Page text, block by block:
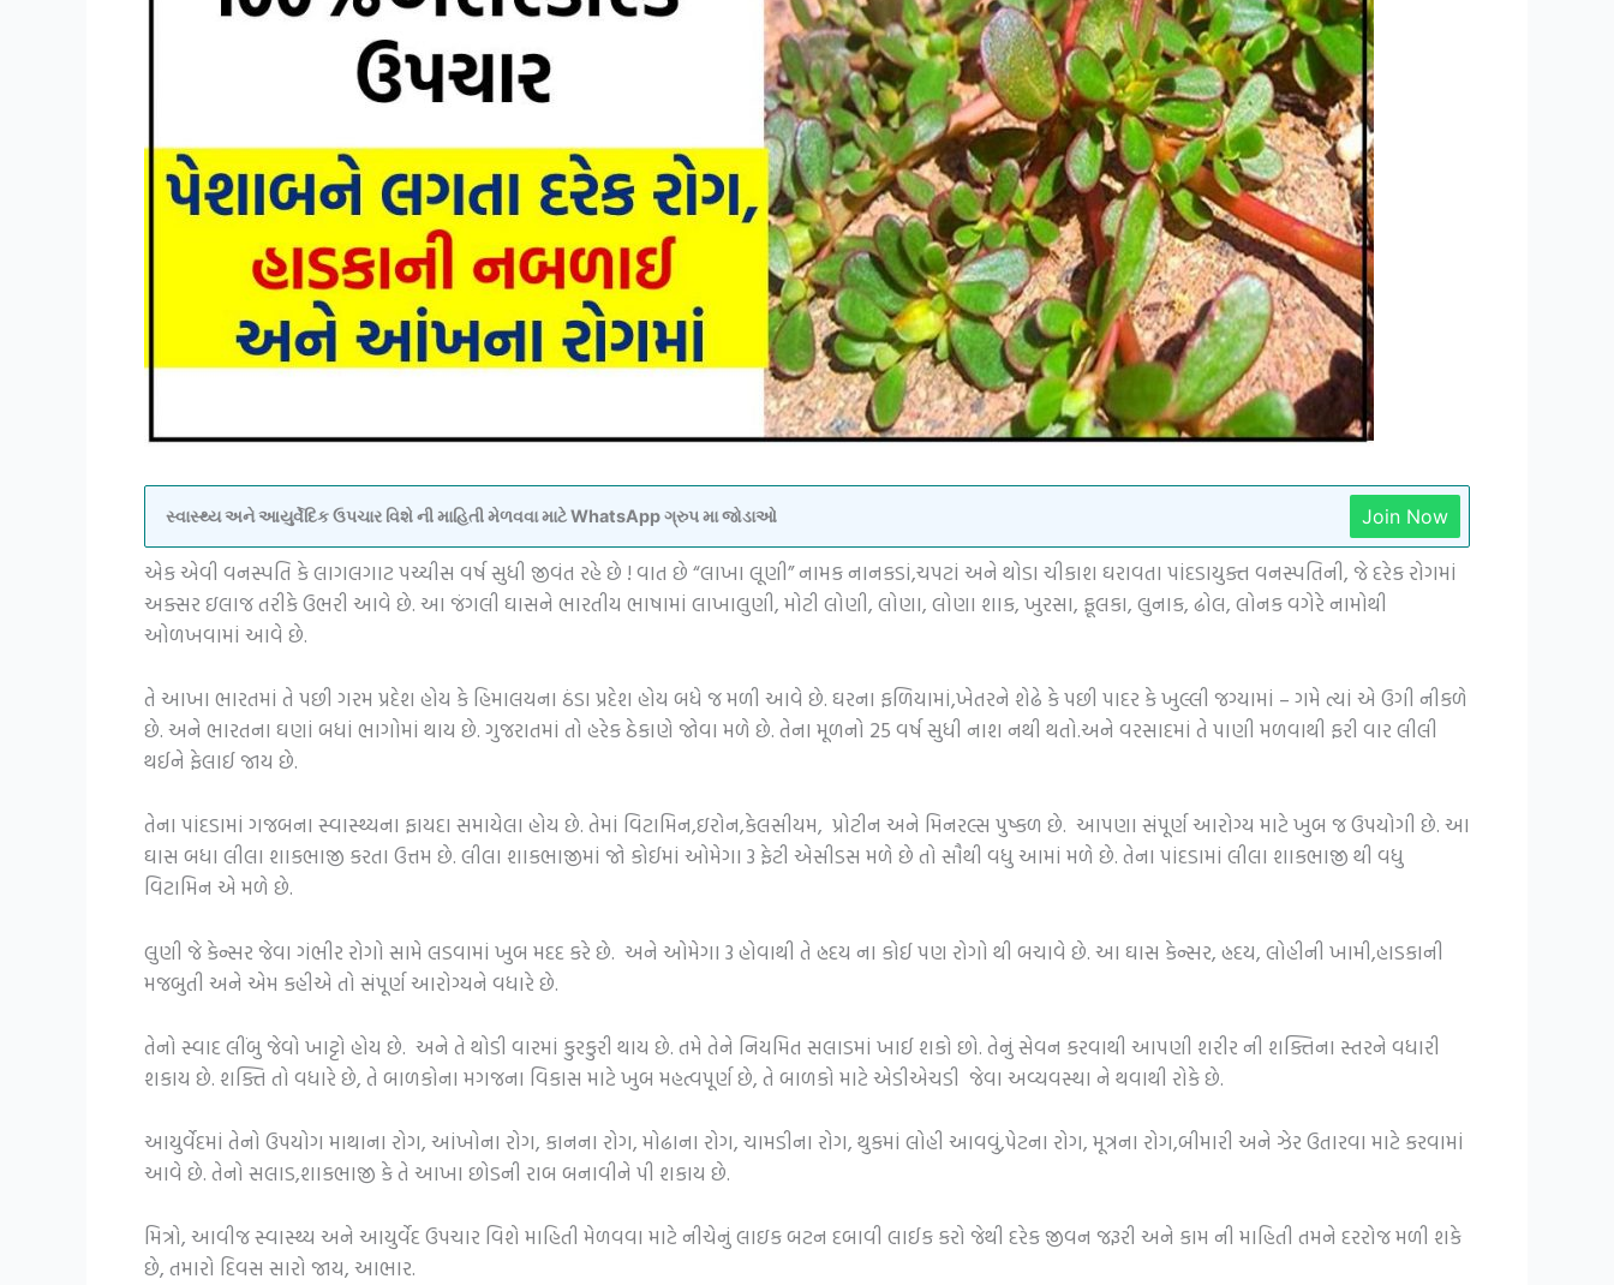
સ્વાસ્થ્ય અને આયુર્વેદિક ઉપચાર વિશે ની માહિતી મેળવવા માટે WhatsApp ગ્રુપ મા જોડાઓ Join Now
એક એવી વનસ્પતિ કે લાગલગાટ પચ્ચીસ વર્ષ સુધી જીવંત રહે છે ! વાત છે “લાખા લૂણી” નામક નાનકડાં,ચપટાં અને થોડા ચીકાશ ઘરાવતા પાંદડાયુક્ત વનસ્પતિની, જે દરેક રોગમાં
અક્સર ઇલાજ તરીકે ઉભરી આવે છે. આ જંગલી ઘાસને ભારતીય ભાષામાં લાખાલુણી, મોટી લોણી, લોણા, લોણા શાક, ખુરસા, ફૂલકા, લુનાક, ઢોલ, લોનક વગેરે નામોથી
ઓળખવામાં આવે છે.
તે આખા ભારતમાં તે પછી ગરમ પ્રદેશ હોય કે હિમાલયના ઠંડા પ્રદેશ હોય બધે જ મળી આવે છે. ઘરના ફળિયામાં,ખેતરને શેઢે કે પછી પાદર કે ખુલ્લી જગ્યામાં – ગમે ત્યાં એ ઉગી નીકળે
છે. અને ભારતના ઘણાં બધાં ભાગોમાં થાય છે. ગુજરાતમાં તો હરેક ઠેકાણે જોવા મળે છે. તેના મૂળનો 25 વર્ષ સુધી નાશ નથી થતો.અને વરસાદમાં તે પાણી મળવાથી ફરી વાર લીલી
થઈને ફેલાઈ જાય છે.
તેના પાંદડામાં ગજબના સ્વાસ્થ્યના ફાયદા સમાયેલા હોય છે. તેમાં વિટામિન,ઇરોન,કેલસીયમ, પ્રોટીન અને મિનરલ્સ પુષ્કળ છે. આપણા સંપૂર્ણ આરોગ્ય માટે ખુબ જ ઉપયોગી છે. આ
ઘાસ બધા લીલા શાકભાજી કરતા ઉત્તમ છે. લીલા શાકભાજીમાં જો કોઈમાં ઓમેગા 3 ફેટી એસીડસ મળે છે તો સૌથી વધુ આમાં મળે છે. તેના પાંદડામાં લીલા શાકભાજી થી વધુ
વિટામિન એ મળે છે.
લુણી જે કેન્સર જેવા ગંભીર રોગો સામે લડવામાં ખુબ મદદ કરે છે. અને ઓમેગા 3 હોવાથી તે હ્રદય ના કોઈ પણ રોગો થી બચાવે છે. આ ઘાસ કેન્સર, હ્રદય, લોહીની ખામી,હાડકાની
મજબુતી અને એમ કહીએ તો સંપૂર્ણ આરોગ્યને વધારે છે.
તેનો સ્વાદ લીંબુ જેવો ખાટ્ટો હોય છે. અને તે થોડી વારમાં કુરકુરી થાય છે. તમે તેને નિયમિત સલાડમાં ખાઈ શકો છો. તેનું સેવન કરવાથી આપણી શરીર ની શક્તિના સ્તરને વધારી
શકાય છે. શક્તિ તો વધારે છે, તે બાળકોના મગજના વિકાસ માટે ખુબ મહત્વપૂર્ણ છે, તે બાળકો માટે એડીએચડી જેવા અવ્યવસ્થા ને થવાથી રોકે છે.
આયુર્વેદમાં તેનો ઉપયોગ માથાના રોગ, આંખોના રોગ, કાનના રોગ, મોઢાના રોગ, ચામડીના રોગ, થુકમાં લોહી આવવું,પેટના રોગ, મૂત્રના રોગ,બીમારી અને ઝેર ઉતારવા માટે કરવામાં
આવે છે. તેનો સલાડ,શાકભાજી કે તે આખા છોડની રાબ બનાવીને પી શકાય છે.
મિત્રો, આવીજ સ્વાસ્થ્ય અને આયુર્વેદ ઉપચાર વિશે માહિતી મેળવવા માટે નીચેનું લાઇક બટન દબાવી લાઈક કરો જેથી દરેક જીવન જરૂરી અને કામ ની માહિતી તમને દરરોજ મળી શકે
છે, તમારો દિવસ સારો જાય, આભાર.